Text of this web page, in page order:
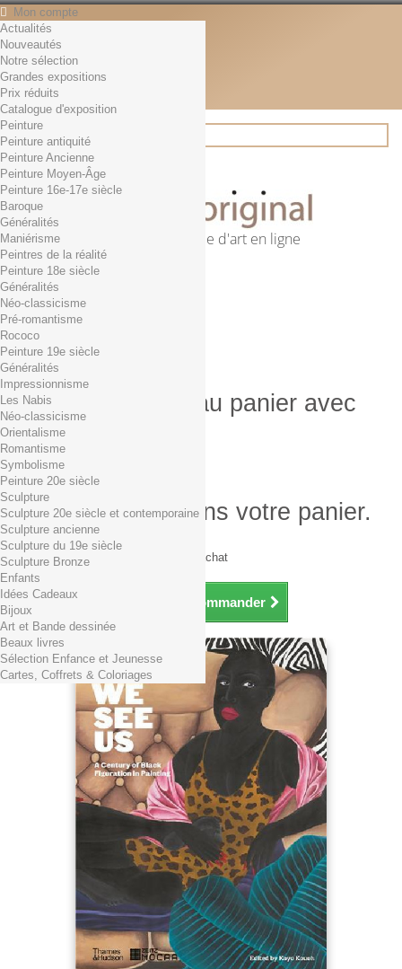
Mon compte
Contact
Français
English
Français
Actualités
Rechercher
Première librairie d'art en ligne
Panier (vide)
Aucun produit
0,01€ dès 29€ d'achat
0,00 € Total
Commander
Produit ajouté au panier avec
succès
Quantité
Total
Il y a 1 produit dans votre panier.
Total produits TTC
Frais de port TTC
0,01€ dès 29€ d'achat
Total TTC
Continuer mes achats Commander
Actualités
Nouveautés
Notre sélection
Grandes expositions
Prix réduits
Catalogue d'exposition
Peinture
Peinture antiquité
Peinture Ancienne
Peinture Moyen-Âge
Peinture 16e-17e siècle
Baroque
Généralités
Maniérisme
Peintres de la réalité
Peinture 18e siècle
Généralités
Néo-classicisme
Pré-romantisme
Rococo
Peinture 19e siècle
Généralités
Impressionnisme
Les Nabis
Néo-classicisme
Orientalisme
Romantisme
Symbolisme
Peinture 20e siècle
Sculpture
Sculpture 20e siècle et contemporaine
Sculpture ancienne
Sculpture du 19e siècle
Sculpture Bronze
Enfants
Idées Cadeaux
Bijoux
Art et Bande dessinée
Beaux livres
Sélection Enfance et Jeunesse
Cartes, Coffrets & Coloriages